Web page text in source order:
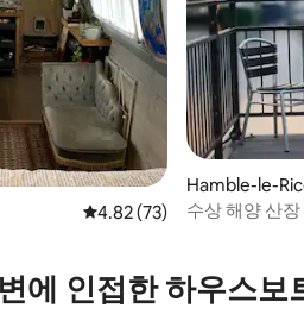
평점 4.82점(5점 만점), 후기
4.82 (73)
Hamble-le-
수상 해양 산장
에 인접한 하우스보